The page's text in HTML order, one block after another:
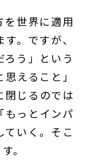
を世界に適用
。ですが、
ろう」という
えること」
閉じるのでは
もっとインパ
ていく。そこ
。